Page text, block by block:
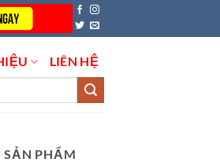
LIÊN HỆ
SẢN PHẨM